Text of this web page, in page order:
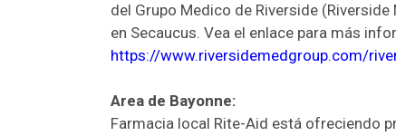
del Grupo Medico de Riverside
en Secaucus. Vea el enlace para más
https://www.riversidemedgroup.com/
Area de Bayonne:
Farmacia local Rite-Aid está ofreciendo